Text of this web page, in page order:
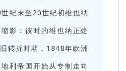
纪末至20世纪初维也纳
影：彼时的维也纳正处
转折时期，1848年欧洲
利帝国开始从专制走向